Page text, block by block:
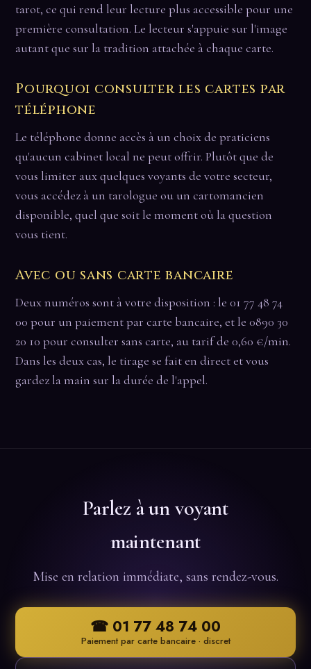
tarot, ce qui rend leur lecture plus accessible pour une
première consultation. Le lecteur s'appuie sur l'image
autant que sur la tradition attachée à chaque carte.
Pourquoi consulter les cartes par
téléphone
Le téléphone donne accès à un choix de praticiens
qu'aucun cabinet local ne peut offrir. Plutôt que de
vous limiter aux quelques voyants de votre secteur,
vous accédez à un tarologue ou un cartomancien
disponible, quel que soit le moment où la question
vous tient.
Avec ou sans carte bancaire
Deux numéros sont à votre disposition : le 01 77 48 74
00 pour un paiement par carte bancaire, et le 0890 30
20 10 pour consulter sans carte, au tarif de 0,60 €/min.
Dans les deux cas, le tirage se fait en direct et vous
gardez la main sur la durée de l'appel.
Parlez à un voyant
maintenant
Mise en relation immédiate, sans rendez-vous.
☎ 01 77 48 74 00
Paiement par carte bancaire · discret